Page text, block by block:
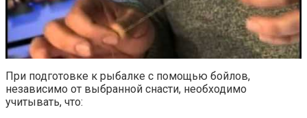
При подготовке к рыбалке с помощью бойлов,
независимо от выбранной снасти, необходимо
учитывать, что: